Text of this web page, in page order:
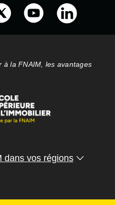
à la FNAIM, les avantages
dans vos régions